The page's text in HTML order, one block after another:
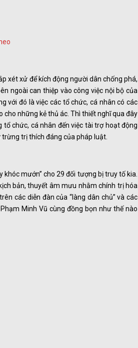
xét xử để kích động người dân chống phá,
ngoài can thiệp vào công việc nội bộ của
với đó là việc các tổ chức, cá nhân có các
cho những kẻ thủ ác. Thì thiết nghĩ qua đây
chức, cá nhân đến việc tài trợ hoạt động
trị thích đáng của pháp luật.
khóc mướn” cho 29 đối tượng bị truy tố kia.
bản, thuyết âm mưu nhằm chính trị hóa
các diễn đàn của “làng dân chủ” và các
Minh Vũ cùng đồng bọn như thế nào